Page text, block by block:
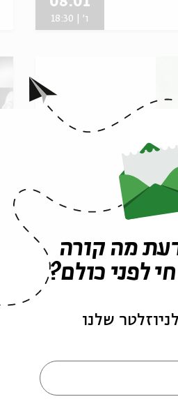
ו' | 18:30
- מפגש 4מה קורה
לפני כולם?
שלנו